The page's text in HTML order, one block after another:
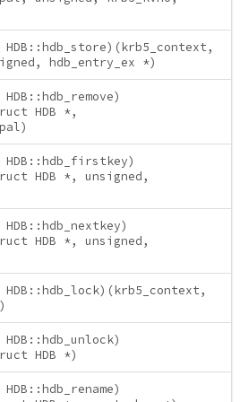
hdb_entry_ex *)
HDB *,
HDB *, unsigned,
HDB *, unsigned,
HDB *)